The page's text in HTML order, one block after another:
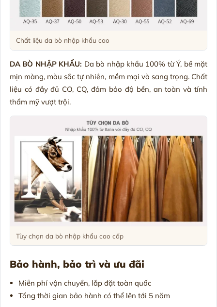
Chất liệu da bò nhập khẩu cao
DA BÒ NHẬP KHẨU: Da bò nhập khẩu 100% từ Ý, bề mặt
mịn màng, màu sắc tự nhiên, mềm mại và sang trọng. Chất
liệu có đầy đủ CO, CQ, đảm bảo độ bền, an toàn và tính
thẩm mỹ vượt trội.
Tùy chọn da bò nhập khẩu cao cấp
Bảo hành, bảo trì và ưu đãi
Miễn phí vận chuyển, lắp đặt toàn quốc
Tổng thời gian bảo hành có thể lên tới 5 năm